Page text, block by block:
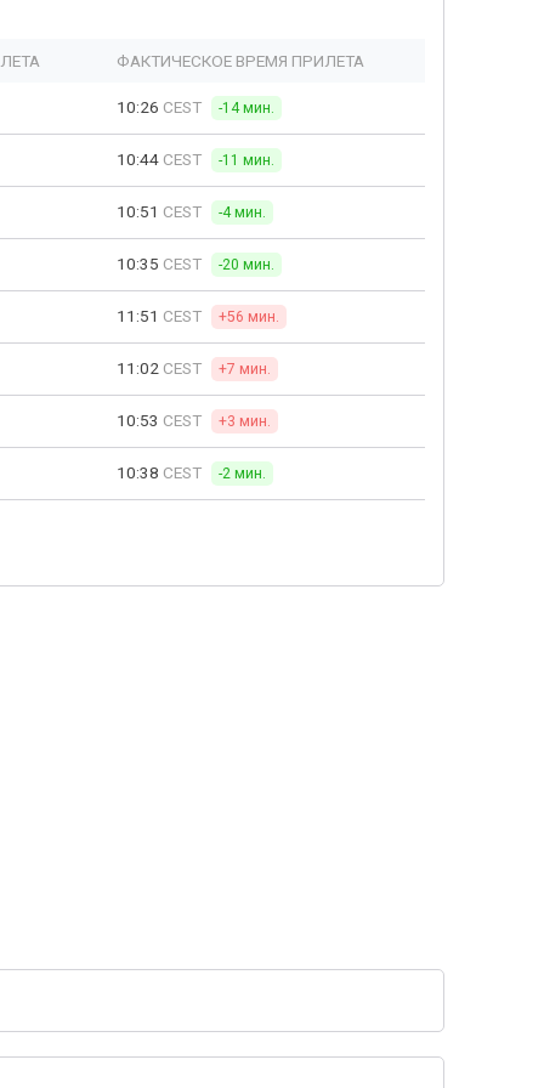
ФАКТИЧЕСКОЕ ВРЕМЯ ПРИЛЕТА
10:26 CEST -14 мин.
10:44 CEST -11 мин.
10:51 CEST -4 мин.
10:35 CEST -20 мин.
11:51 CEST +56 мин.
11:02 CEST +7 мин.
10:53 CEST +3 мин.
10:38 CEST -2 мин.